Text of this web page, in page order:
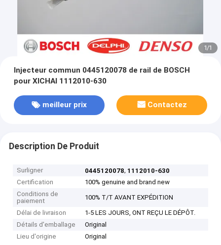
1/1
Injecteur commun 0445120078 de rail de BOSCH
pour XICHAI 1112010-630
meilleur prix Contactez
Description De Produit
Surligner 0445120078, 1112010-630
Certification
100% genuine and brand new
Conditions de
paiement
100% T/T AVANT EXPÉDITION
Délai de livraison
1-5 LES JOURS, ONT REÇU LE DÉPÔT.
Détails d'emballage
Original
Lieu d'origine
Original